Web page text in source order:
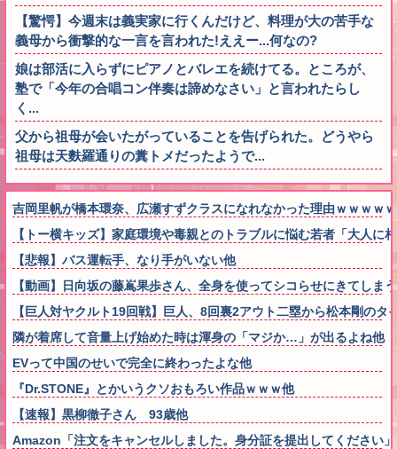
【驚愕】今週末は義実家に行くんだけど、料理が大の苦手な
義母から衝撃的な一言を言われた!ええー...何なの?
娘は部活に入らずにピアノとバレエを続けてる。ところが、
塾で「今年の合唱コン伴奏は諦めなさい」と言われたらし
く...
父から祖母が会いたがっていることを告げられた。どうやら
祖母は天麩羅通りの糞トメだったようで...
吉岡里帆が橋本環奈、広瀬すずクラスになれなかった理由ｗｗｗｗ
【トー横キッズ】家庭環境や毒親とのトラブルに悩む若者「大人
【悲報】バス運転手、なり手がいない他
【動画】日向坂の藤嶌果歩さん、全身を使ってシコらせにきてしま
【巨人対ヤクルト19回戦】巨人、8回裏2アウト二塁から松本剛の
隣が着席して音量上げ始めた時は渾身の「マジか…」が出るよね他
EVって中国のせいで完全に終わったよな他
『Dr.STONE』とかいうクソおもろい作品ｗｗｗ他
【速報】黒柳徹子さん 93歳他
Amazon「注文をキャンセルしました。身分証を提出してください